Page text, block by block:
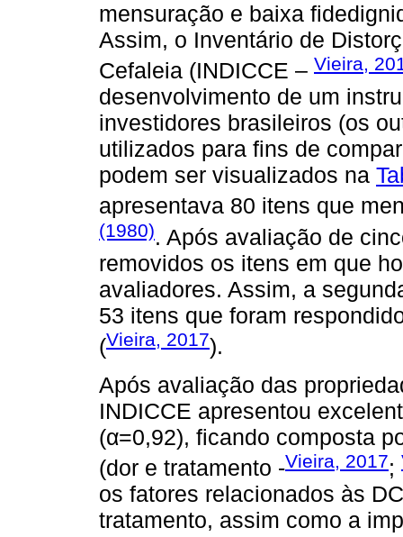
mensuração e baixa
Assim, o Inventário de
Cefaleia (INDICCE – Vieira,
desenvolvimento de um
investidores brasileiros (os
utilizados para fins de
podem ser visualizados na
apresentava 80 itens que
(1980). Após avaliação de
removidos os itens em que
avaliadores. Assim, a
53 itens que foram
(Vieira, 2017).
Após avaliação das
INDICCE apresentou
(α=0,92), ficando composta
(dor e tratamento -Vieira, 2017;
os fatores relacionados às
tratamento, assim como a